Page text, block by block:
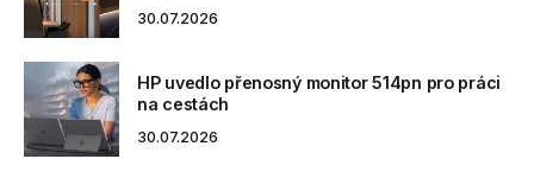
30.07.2026
HP uvedlo přenosný monitor 514pn pro práci
na cestách
30.07.2026